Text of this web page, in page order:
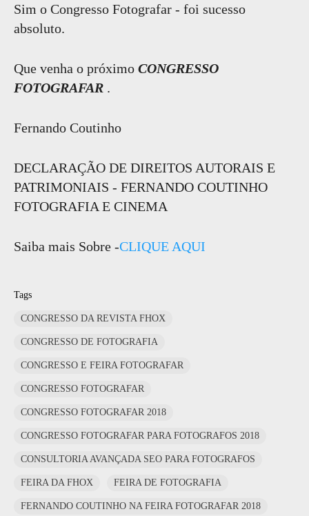
Sim o Congresso Fotografar - foi sucesso
absoluto.
Que venha o próximo CONGRESSO
FOTOGRAFAR .
Fernando Coutinho
DECLARAÇÃO DE DIREITOS AUTORAIS E
PATRIMONIAIS - FERNANDO COUTINHO
FOTOGRAFIA E CINEMA
Saiba mais Sobre -CLIQUE AQUI
Tags
CONGRESSO DA REVISTA FHOX
CONGRESSO DE FOTOGRAFIA
CONGRESSO E FEIRA FOTOGRAFAR
CONGRESSO FOTOGRAFAR
CONGRESSO FOTOGRAFAR 2018
CONGRESSO FOTOGRAFAR PARA FOTOGRAFOS 2018
CONSULTORIA AVANÇADA SEO PARA FOTOGRAFOS
FEIRA DA FHOX FEIRA DE FOTOGRAFIA
FERNANDO COUTINHO NA FEIRA FOTOGRAFAR 2018